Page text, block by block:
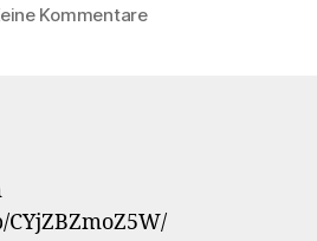
Kommentarezu
#düsseldorf